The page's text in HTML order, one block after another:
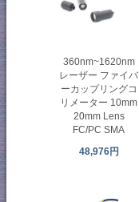
360nm~1620nm
レーザー ファイバ
ーカップリングコ
リメーター 10mm
20mm Lens
FC/PC SMA
48,976円